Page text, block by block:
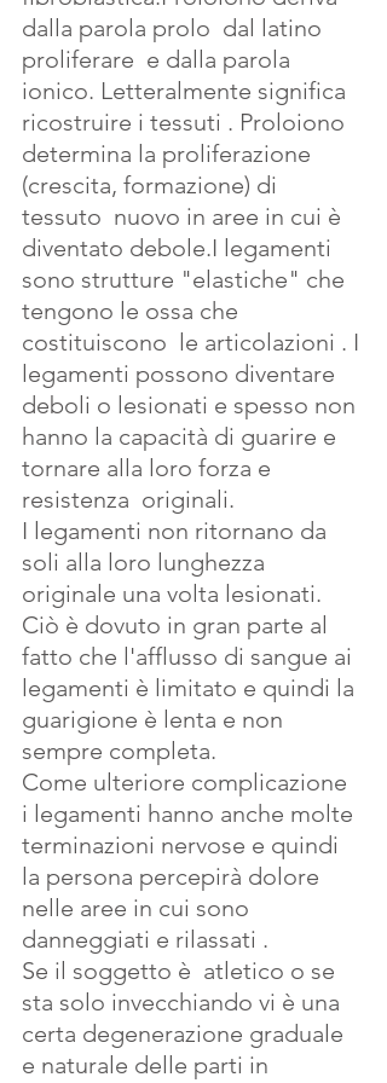
dalla parola prolo  dal latino
proliferare  e dalla parola
ionico. Letteralmente significa
ricostruire i tessuti . Proloiono
determina la proliferazione
(crescita, formazione) di
tessuto  nuovo in aree in cui è
diventato debole.I legamenti
sono strutture "elastiche" che
tengono le ossa che
costituiscono  le articolazioni . I
legamenti possono diventare
deboli o lesionati e spesso non
hanno la capacità di guarire e
tornare alla loro forza e
resistenza  originali.
I legamenti non ritornano da
soli alla loro lunghezza
originale una volta lesionati.
Ciò è dovuto in gran parte al
fatto che l'afflusso di sangue ai
legamenti è limitato e quindi la
guarigione è lenta e non
sempre completa.
Come ulteriore complicazione
i legamenti hanno anche molte
terminazioni nervose e quindi
la persona percepirà dolore
nelle aree in cui sono
danneggiati e rilassati .
Se il soggetto è  atletico o se
sta solo invecchiando vi è una
certa degenerazione graduale
e naturale delle parti in